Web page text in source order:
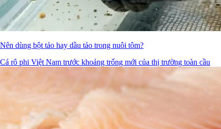
Nên dùng bột tảo hay dầu tảo trong nuôi tôm?
Cá rô phi Việt Nam trước khoảng trống mới của thị trường toàn cầu